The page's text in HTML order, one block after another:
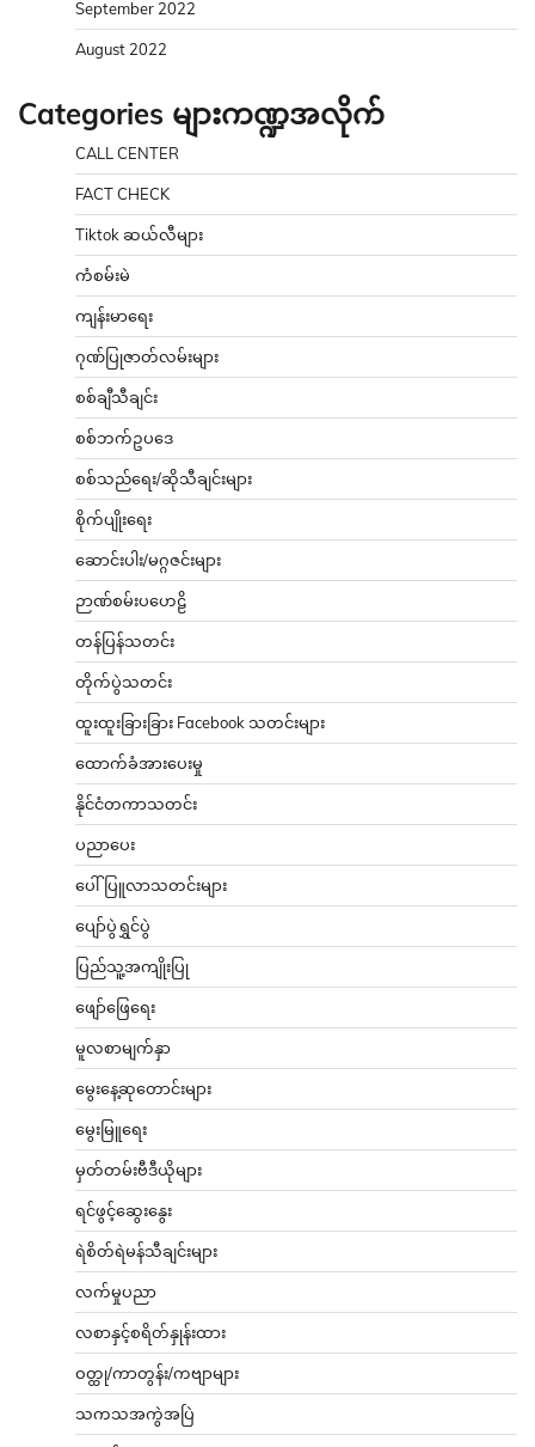
September 2022
August 2022
Categories များကဏ္ဍအလိုက်
CALL CENTER
FACT CHECK
Tiktok ဆယ်လီများ
ကံစမ်းမဲ
ကျန်းမာရေး
ဂုဏ်ပြုဇာတ်လမ်းများ
စစ်ချီသီချင်း
စစ်ဘက်ဥပဒေ
စစ်သည်ရေး/ဆိုသီချင်းများ
စိုက်ပျိုးရေး
ဆောင်းပါး/မဂ္ဂဇင်းများ
ဉာဏ်စမ်းပဟေဠိ
တန်ပြန်သတင်း
တိုက်ပွဲသတင်း
ထူးထူးခြားခြား Facebook သတင်းများ
ထောက်ခံအားပေးမှု
နိုင်ငံတကာသတင်း
ပညာပေး
ပေါ်ပြူလာသတင်းများ
ပျော်ပွဲရွှင်ပွဲ
ပြည်သူ့အကျိုးပြု
ဖျော်ဖြေရေး
မူလစာမျက်နှာ
မွေးနေ့ဆုတောင်းများ
မွေးမြူရေး
မှတ်တမ်းဗီဒီယိုများ
ရင်ဖွင့်ဆွေးနွေး
ရဲစိတ်ရဲမန်သီချင်းများ
လက်မှုပညာ
လစာနှင့်စရိတ်နှုန်းထား
ဝတ္ထု/ကာတွန်း/ကဗျာများ
သကသအကွဲအပြဲ